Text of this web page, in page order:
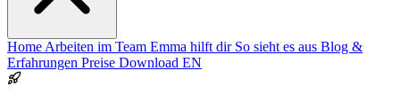
Home Arbeiten im Team Emma hilft dir So sieht es aus Blog &
Erfahrungen Preise Download EN